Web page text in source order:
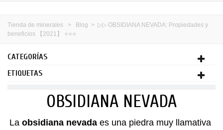
Tienda de minerales > Blog > ▷▷ OBSIDIANA NEVADA: Propiedades y
beneficios 【2021】 ⭐⭐⭐
CATEGORÍAS
ETIQUETAS
OBSIDIANA NEVADA
La obsidiana nevada es una piedra muy llamativa